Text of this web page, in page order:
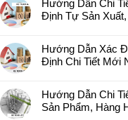
Hướng Dẫn Chi
Định Tự Sản
Hướng Dẫn Xác
Định Chi Tiết Mới
Hướng Dẫn Chi
Sản Phẩm, Hàng